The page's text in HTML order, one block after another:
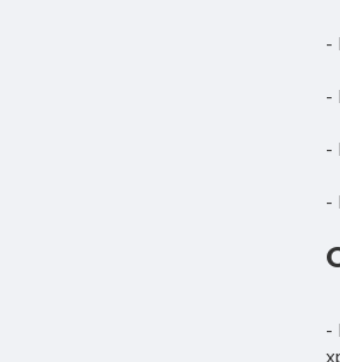
-
-
-
-
-